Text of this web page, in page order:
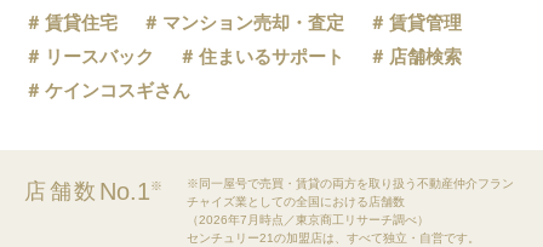
賃貸住宅
マンション売却・査定
賃貸管理
リースバック
住まいるサポート
店舗検索
ケインコスギさん
店舗数 No.1※
※同一屋号で売買・賃貸の両方を取り扱う不動産仲介フラン
チャイズ業としての全国における店舗数
（2026年7月時点／東京商工リサーチ調べ）
センチュリー21の加盟店は、すべて独立・自営です。